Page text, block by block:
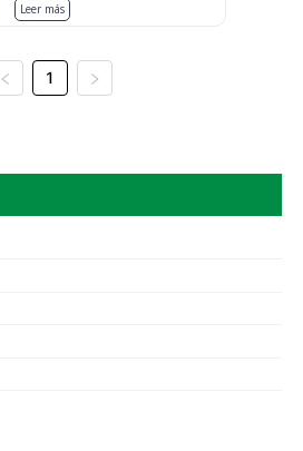
Leer más
1